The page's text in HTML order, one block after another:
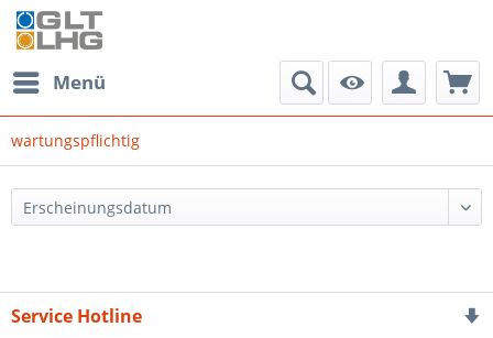
Menü
wartungspflichtig
Service Hotline